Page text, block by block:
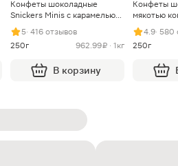
Конфеты шоколадные
Snickers Minis с карамелью
арахисом и нугой
5· 416 отзывов
250г
962.99 ₽ · 1кг
В корзину
Конфеты
мякотью
4.9· 580
250г